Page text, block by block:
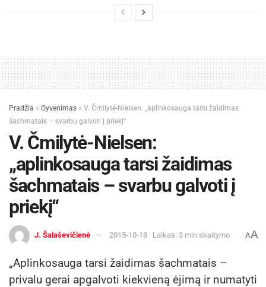
Pradžia » Gyvenimas » V. Čmilytė-Nielsen: „aplinkosauga tarsi žaidimas
šachmatais – svarbu galvoti į priekį“
V. Čmilytė-Nielsen:
„aplinkosauga tarsi žaidimas
šachmatais – svarbu galvoti į
priekį“
J. Šalaševičienė 2015-10-18 Laikas: 3 min skaitymo AA
„Aplinkosauga tarsi žaidimas šachmatais –
privalu gerai apgalvoti kiekvieną ėjimą ir numatyti